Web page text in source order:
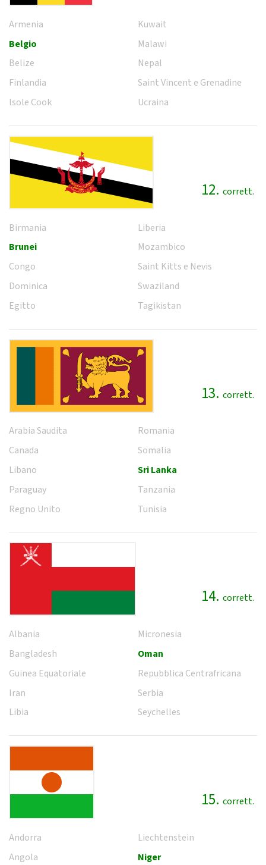
Armenia
Belgio
Belize
Finlandia
Isole Cook
Kuwait
Malawi
Nepal
Saint Vincent e Grenadine
Ucraina
12. corrett.
Birmania
Brunei
Congo
Dominica
Egitto
Liberia
Mozambico
Saint Kitts e Nevis
Swaziland
Tagikistan
13. corrett.
Arabia Saudita
Canada
Libano
Paraguay
Regno Unito
Romania
Somalia
Sri Lanka
Tanzania
Tunisia
14. corrett.
Albania
Bangladesh
Guinea Equatoriale
Iran
Libia
Micronesia
Oman
Repubblica Centrafricana
Serbia
Seychelles
15. corrett.
Andorra
Angola
Liechtenstein
Niger